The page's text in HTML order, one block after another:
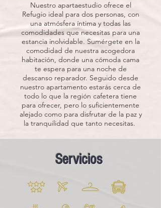
Nuestro apartaestudio ofrece el
Refugio ideal para dos personas, con
una atmósfera íntima y todas las
comodidades que necesitas para una
estancia inolvidable. Sumérgete en la
comodidad de nuestra acogedora
habitación, donde una cómoda cama
te espera para una noche de
descanso reparador. Seguido desde
nuestro apartamento estarás cerca de
todo lo que la región cafetera tiene
para ofrecer, pero lo suficientemente
alejado como para disfrutar de la paz y
la tranquilidad que tanto necesitas.
Servicios